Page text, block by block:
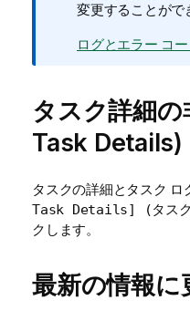
変更することがで
ログとエラー コー
タスク詳細
Task Details)
タスクの詳細とタスク ロ
Task Details] (タスク
クします。
最新の情報に